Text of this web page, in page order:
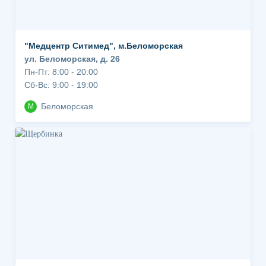
"Медцентр Ситимед", м.Беломорская
ул. Беломорская, д. 26
Пн-Пт: 8:00 - 20:00
Сб-Вс: 9:00 - 19:00
М Беломорская